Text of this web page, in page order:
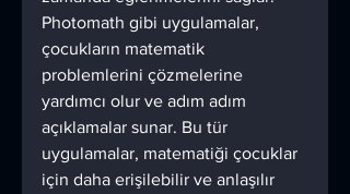
Photomath gibi uygulamalar,
çocukların matematik
problemlerini çözmelerine
yardımcı olur ve adım adım
açıklamalar sunar. Bu tür
uygulamalar, matematiği çocuklar
için daha erişilebilir ve anlaşılır